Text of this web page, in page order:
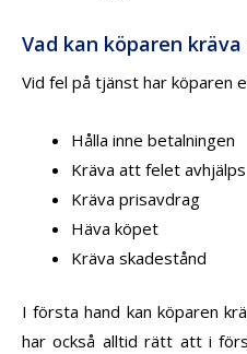
Vad kan köparen
Vid fel på tjänst har köparen
Hålla inne betalningen
Kräva att felet avhjälps
Kräva prisavdrag
Häva köpet
Kräva skadestånd
I första hand kan köparen
har också alltid rätt att i